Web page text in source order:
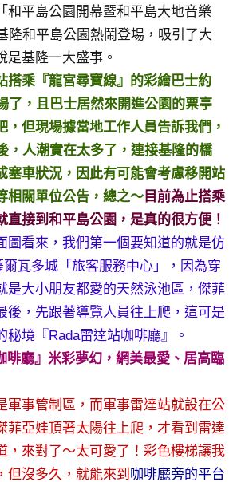
和平島公園開幕暨和平島大地音樂
隆和平島公園熱鬧登場，吸引了大
是基隆一大盛事。
搭乘『龍宮尋寶線』的彩繪巴士約
了，且巴士居然來開進公園的票亭
，但現場據當地工作人員告訴我們，
，人潮實在太多了，連接基隆的橋
塞車狀況，因此有可能會考慮移開站
相關單位公告，總之～ 目前為止搭乘
直接到和平島公園，是真的很方便！
圖看來，我們第一個要知道的就是仿
瓦多城「旅客服務中心」，因為穿
是大小朋友都愛的天然泳池區，傑菲
後，先跟著導覽人員往上爬，這可是
秘境『Rada雷達站咖啡廳』。
啡廳』米彩夢幻，網美最愛、居高臨
軍事管制區，而軍事雷達站就設在公
菲亞娃頂著太陽往上爬，才看到雷達
，來對了～太可愛了！彩色樓梯讓我
但沒多久，就能來到 咖啡廳旁的平台